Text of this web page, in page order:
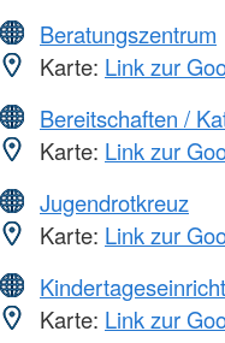
Beratungszentrum
Karte: Link zur
Bereitschaften /
Karte: Link zur
Jugendrotkreuz
Karte: Link zur
Karte: Link zur